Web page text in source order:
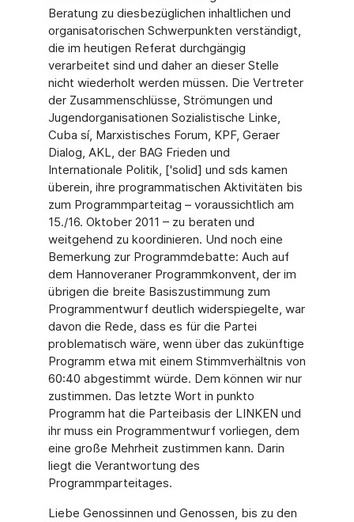
Beratung zu diesbezüglichen inhaltlichen und
organisatorischen Schwerpunkten verständigt,
die im heutigen Referat durchgängig
verarbeitet sind und daher an dieser Stelle
nicht wiederholt werden müssen. Die Vertreter
der Zusammenschlüsse, Strömungen und
Jugendorganisationen Sozialistische Linke,
Cuba sí, Marxistisches Forum, KPF, Geraer
Dialog, AKL, der BAG Frieden und
Internationale Politik, ['solid] und sds kamen
überein, ihre programmatischen Aktivitäten bis
zum Programmparteitag – voraussichtlich am
15./16. Oktober 2011 – zu beraten und
weitgehend zu koordinieren. Und noch eine
Bemerkung zur Programmdebatte: Auch auf
dem Hannoveraner Programmkonvent, der im
übrigen die breite Basiszustimmung zum
Programmentwurf deutlich widerspiegelte, war
davon die Rede, dass es für die Partei
problematisch wäre, wenn über das zukünftige
Programm etwa mit einem Stimmverhältnis von
60:40 abgestimmt würde. Dem können wir nur
zustimmen. Das letzte Wort in punkto
Programm hat die Parteibasis der LINKEN und
ihr muss ein Programmentwurf vorliegen, dem
eine große Mehrheit zustimmen kann. Darin
liegt die Verantwortung des
Programmparteitages.
Liebe Genossinnen und Genossen, bis zu den